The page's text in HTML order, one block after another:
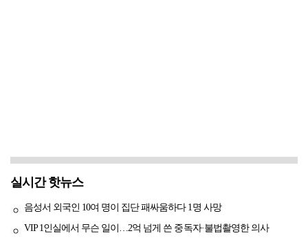
실시간 핫뉴스
음성서 외국인 10여 명이 집단 패싸움하다 1명 사망
VIP 1인실에서 무슨 일이…2억 넘게 쓴 중독자·불법촬영한 의사